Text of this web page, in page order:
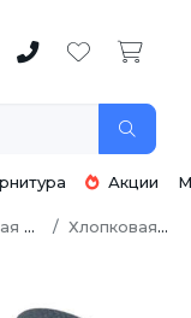
Акции
Хлопковая бейка